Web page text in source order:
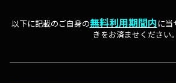
以下に記載のご自身の無料利用期間内 に
きをお済ませください。